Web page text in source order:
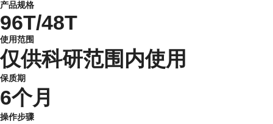
产品规格
96T/48T
使用范围
仅供科研范围内使用
保质期
6个月
操作步骤